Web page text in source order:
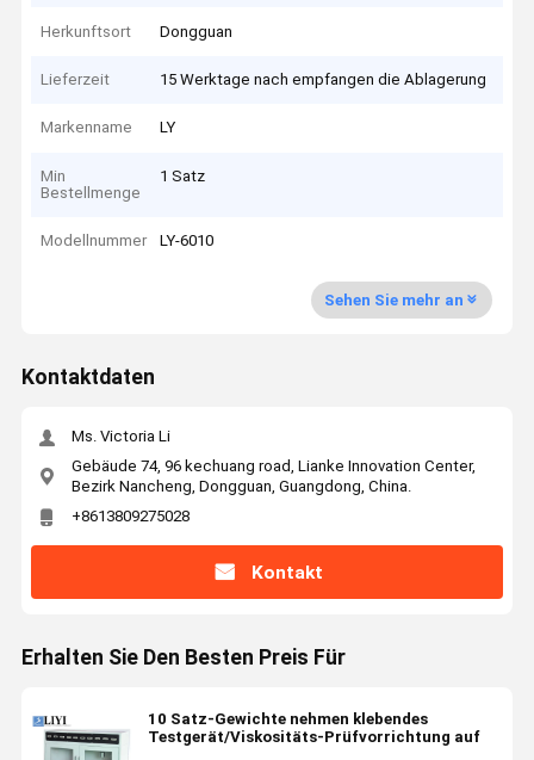
Herkunftsort Dongguan
Lieferzeit 15 Werktage nach empfangen die Ablagerung
Markenname LY
Min
Bestellmenge
1 Satz
Modellnummer LY-6010
Sehen Sie mehr an
Kontaktdaten
Ms. Victoria Li
Gebäude 74, 96 kechuang road, Lianke Innovation Center,
Bezirk Nancheng, Dongguan, Guangdong, China.
+8613809275028
Kontakt
Erhalten Sie Den Besten Preis Für
10 Satz-Gewichte nehmen klebendes
Testgerät/Viskositäts-Prüfvorrichtung auf